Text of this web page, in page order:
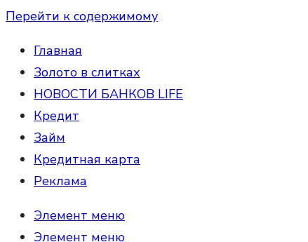
Перейти к содержимому
Главная
Золото в слитках
НОВОСТИ БАНКОВ LIFE
Кредит
Займ
Кредитная карта
Реклама
Элемент меню
Элемент меню